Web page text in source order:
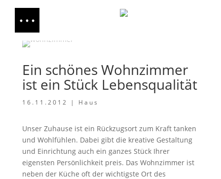
Ein schönes Wohnzimmer
ist ein Stück Lebensqualität
16.11.2012 | Haus
Unser Zuhause ist ein Rückzugsort zum Kraft tanken
und Wohlfühlen. Dabei gibt die kreative Gestaltung
und Einrichtung auch ein ganzes Stück Ihrer
eigensten Persönlichkeit preis. Das Wohnzimmer ist
neben der Küche oft der wichtigste Ort des